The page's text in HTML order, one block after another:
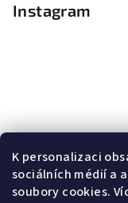
K personalizaci
sociálních médií a
soubory cookies.
Instagram